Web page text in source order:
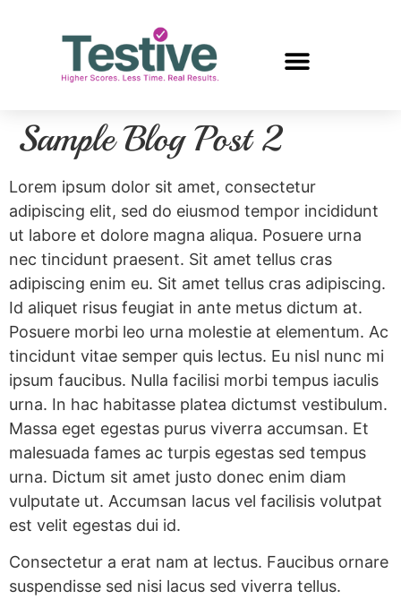
Sample Blog Post 2
Lorem ipsum dolor sit amet, consectetur
adipiscing elit, sed do eiusmod tempor incididunt
ut labore et dolore magna aliqua. Posuere urna
nec tincidunt praesent. Sit amet tellus cras
adipiscing enim eu. Sit amet tellus cras adipiscing.
Id aliquet risus feugiat in ante metus dictum at.
Posuere morbi leo urna molestie at elementum. Ac
tincidunt vitae semper quis lectus. Eu nisl nunc mi
ipsum faucibus. Nulla facilisi morbi tempus iaculis
urna. In hac habitasse platea dictumst vestibulum.
Massa eget egestas purus viverra accumsan. Et
malesuada fames ac turpis egestas sed tempus
urna. Dictum sit amet justo donec enim diam
vulputate ut. Accumsan lacus vel facilisis volutpat
est velit egestas dui id.
Consectetur a erat nam at lectus. Faucibus ornare
suspendisse sed nisi lacus sed viverra tellus.